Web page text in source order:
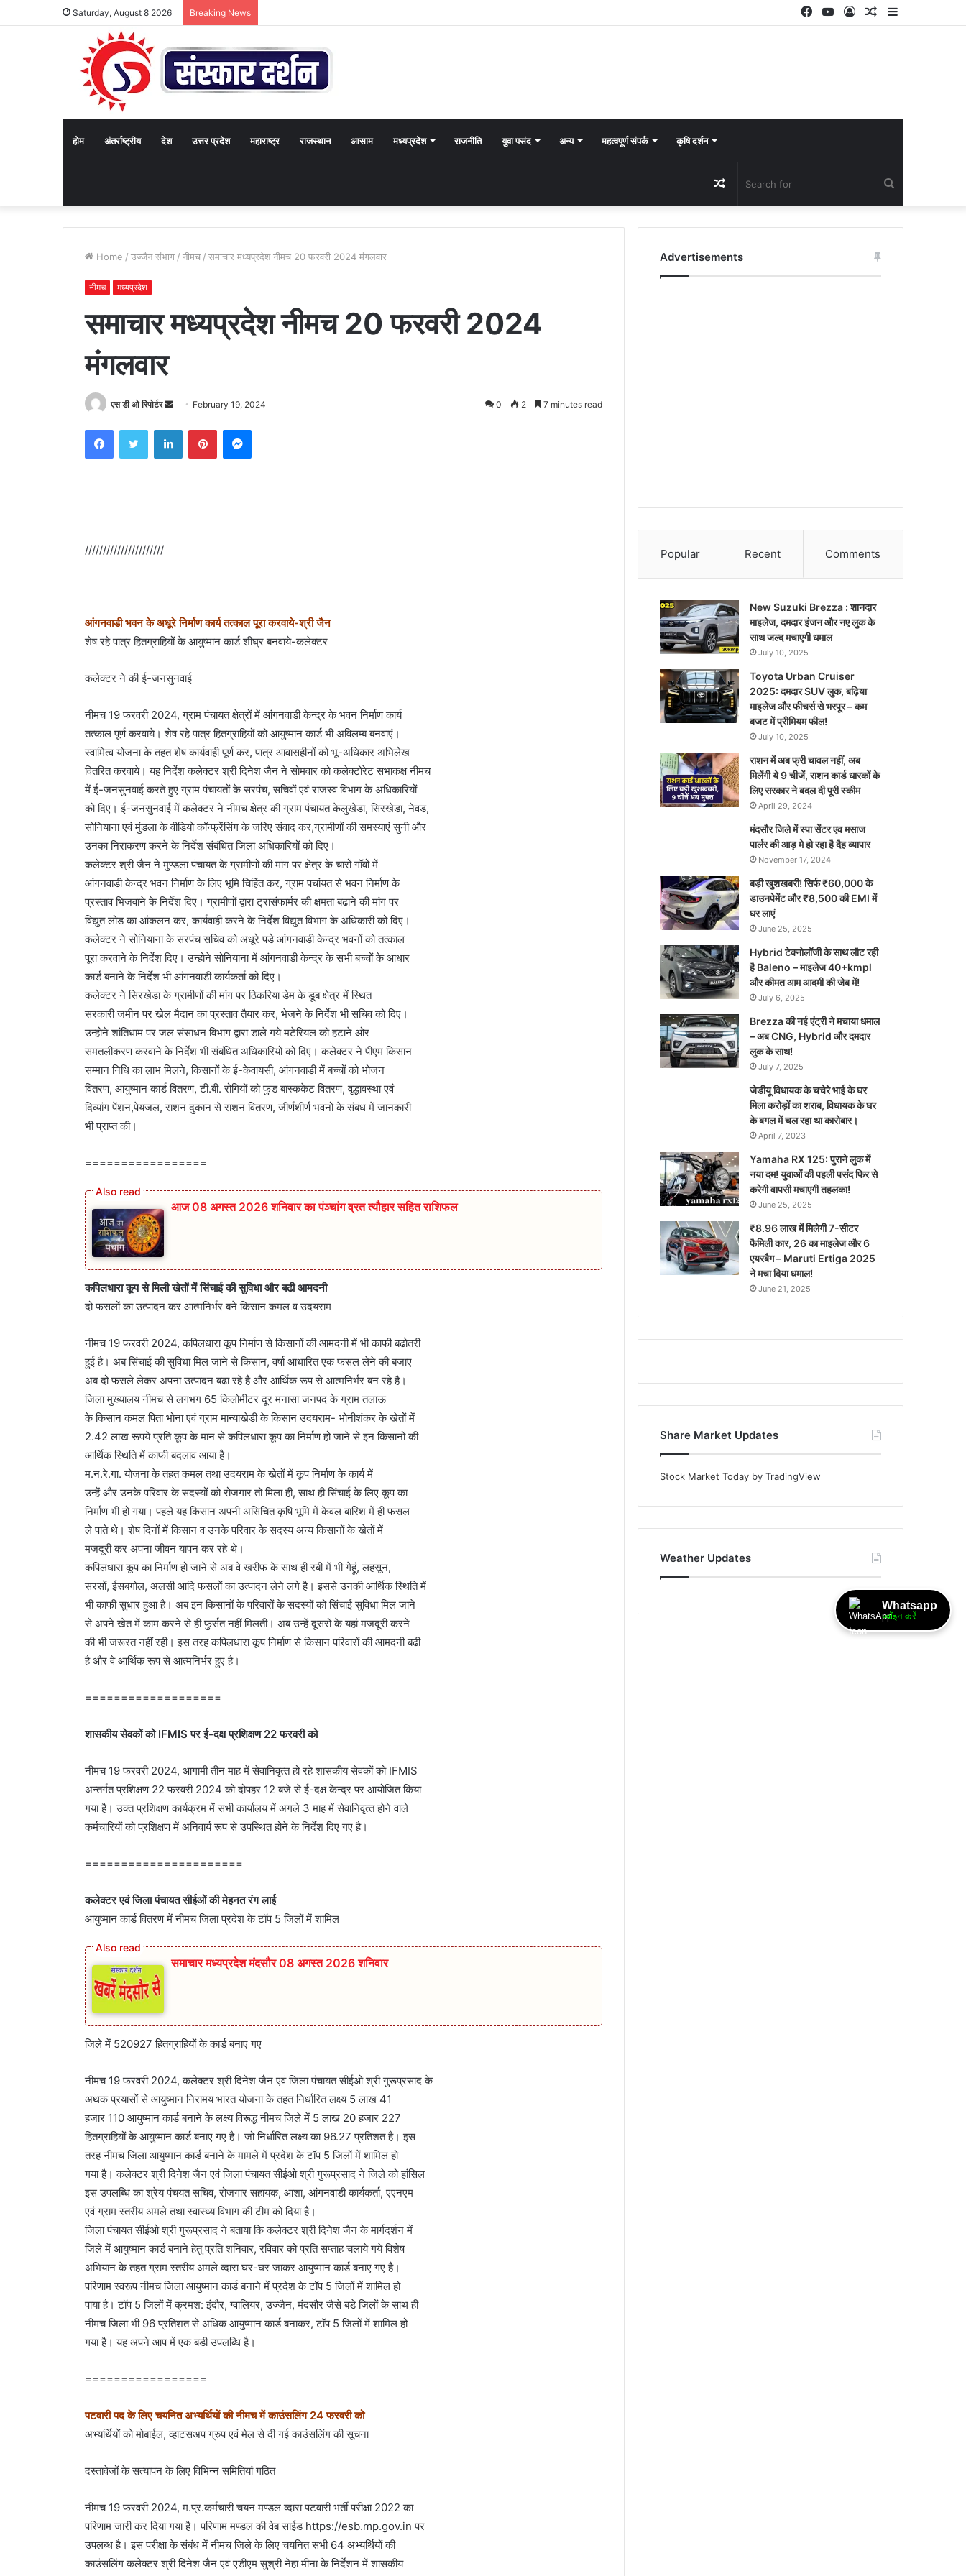
Saturday, August 8 2026 Breaking News Sidebar
Random
Log
YouTube
Facebook
होम अंतर्राष्ट्रीय देश उत्तर प्रदेश महाराष्ट्र राजस्थान आसाम मध्यप्रदेश राजनीति युवा पसंद अन्य महत्वपूर्ण संपर्क कृषि दर्शन
for
Random
Article
Home / उज्जैन संभाग / नीमच / समाचार मध्यप्रदेश नीमच 20 फरवरी 2024 मंगलवार
नीमच मध्यप्रदेश
समाचार मध्यप्रदेश नीमच 20 फरवरी 2024
मंगलवार
एस डी ओ रिपोर्टर
Send February 19, 2024 0 2 7 minutes read
FacebookTwitter LinkedInPinterestMessenger
//////////////////////
आंगनवाडी भवन के अधूरे निर्माण कार्य तत्‍काल पूरा करवाये-श्री जैन
शेष रहे पात्र हितग्राहियों के आयुष्‍मान कार्ड शीघ्र बनवाये-कलेक्‍टर
कलेक्टर ने की ई-जनसुनवाई
नीमच 19 फरवरी 2024, ग्राम पंचायत क्षेत्रों में आंगनवाडी केन्‍द्र के भवन निर्माण कार्य
तत्‍काल पूर्ण करवाये। शेष रहे पात्र हितग्राहियों को आयुष्‍मान कार्ड भी अविलम्‍ब बनवाएं।
स्‍वामित्‍व योजना के तहत शेष कार्यवाही पूर्ण कर, पात्र आवासहीनों को भू-अधिकार अभिलेख
वितरित करवाये। यह निर्देश कलेक्टर श्री दिनेश जैन ने सोमवार को कलेक्टोरेट सभाकक्ष नीमच
में ई-जनसुनवाई करते हुए ग्राम पंचायतों के सरपंच, सचिवों एवं राजस्‍व विभाग के अधिकारियों
को दिए। ई-जनसुनवाई में कलेक्‍टर ने नीमच क्षेत्र की ग्राम पंचायत केलुखेडा, सिरखेडा, नेवड,
सोनियाना एवं मुंडला के वीडियो कॉन्फ्रेंसिंग के जरिए संवाद कर,ग्रामीणों की समस्याएं सुनी और
उनका निराकरण करने के निर्देश संबंधित जिला अधिकारियों को दिए।
कलेक्‍टर श्री जैन ने मुण्‍डला पंचायत के ग्रामीणों की मांग पर क्षेत्र के चारों गॉवों में
आंगनवाडी केन्द्र भवन निर्माण के लिए भूमि चिहिंत कर, ग्राम पचांयत से भवन निर्माण के
प्रस्‍ताव भिजवाने के निर्देश दिए। ग्रामीणों द्वारा ट्रासंफार्मर की क्षमता बढाने की मांग पर
विद्युत लोड का आंकलन कर, कार्यवाही करने के निर्देश विद्युत विभाग के अधिकारी को दिए।
कलेक्‍टर ने सोनियाना के सरपंच सचिव को अधूरे पडे आंगनवाडी केन्‍द्र भवनों को तत्‍काल
पूरा करवाने के निर्देश दिए। उन्‍होने सोनियाना में आंगनवाडी केन्‍द्र के सभी बच्‍चों के आधार
कार्ड बनाने के निर्देश भी आंगनवाडी कार्यकर्ता को दिए।
कलेक्‍टर ने सिरखेडा के ग्रामीणों की मांग पर ठिकरिया डेम के डूब क्षेत्र में स्थित
सरकारी जमीन पर खेल मैदान का प्रस्‍ताव तैयार कर, भेजने के निर्देश भी सचिव को दिए।
उन्‍होने शांतिधाम पर जल संसाधन विभाग द्वारा डाले गये मटेरियल को हटाने ओर
समतलीकरण करवाने के निर्देश भी संबंधित अधिकारियों को दिए। कलेक्‍टर ने पीएम किसान
सम्‍मान निधि का लाभ मिलने, किसानों के ई-केवायसी, आंगनवाडी में बच्‍चों को भोजन
वितरण, आयुष्‍मान कार्ड वितरण, टी.बी. रोगियों को फुड बास्‍ककेट वितरण, वृद्धावस्‍था एवं
दिव्‍यांग पेंशन,पेयजल, राशन दुकान से राशन वितरण, जीर्णशीर्ण भवनों के संबंध में जानकारी
भी प्राप्‍त की।
=================
आज 08 अगस्त 2026‌ शनिवार का पंञ्चांग व्रत त्यौहार सहित राशिफल
कपिलधारा कूप से मिली खेतों में सिंचाई की सुविधा और बढी आमदनी
दो फसलों का उत्‍पादन कर आत्‍मनिर्भर बने किसान कमल व उदयराम
नीमच 19 फरवरी 2024, कपिलधारा कूप निर्माण से किसानों की आमदनी में भी काफी बढोतरी
हुई है। अब सिंचाई की सुविधा मिल जाने से किसान, वर्षा आधारित एक फसल लेने की बजाए
अब दो फसले लेकर अपना उत्‍पादन बढा रहे है और आर्थिक रूप से आत्‍मनिर्भर बन रहे है।
जिला मुख्‍यालय नीमच से लगभग 65 किलोमीटर दूर मनासा जनपद के ग्राम तलाऊ
के किसान कमल पिता भोना एवं ग्राम मान्‍याखेडी के किसान उदयराम- भोनीशंकर के खेतों में
2.42 लाख रूपये प्रति कूप के मान से कपिलधारा कूप का निर्माण हो जाने से इन किसानों की
आर्थिक स्थिति में काफी बदलाव आया है।
म.न.रे.गा. योजना के तहत कमल तथा उदयराम के खेतों में कूप निर्माण के कार्य में
उन्‍हें और उनके परिवार के सदस्‍यों को रोजगार तो मिला ही, साथ ही सिंचाई के लिए कूप का
निर्माण भी हो गया। पहले यह किसान अपनी असिंचित कृषि भूमि में केवल बारिश में ही फसल
ले पाते थे। शेष दिनों में किसान व उनके परिवार के सदस्‍य अन्‍य किसानों के खेतों में
मजदूरी कर अपना जीवन यापन कर रहे थे।
कपिलधारा कूप का निर्माण हो जाने से अब वे खरीफ के साथ ही रबी में भी गेहूं, लहसून,
सरसों, ईसबगोल, अलसी आदि फसलों का उत्‍पादन लेने लगे है। इससे उनकी आर्थिक स्थिति में
भी काफी सुधार हुआ है। अब इन किसानों के परिवारों के सदस्‍यों को सिंचाई सुविधा मिल जाने
से अपने खेत में काम करने से ही फुर्सत नहीं मिलती। अब उन्‍हें दूसरों के यहां मजदूरी करने
की भी जरूरत नहीं रही। इस तरह कपिलधारा कूप निर्माण से किसान परिवारों की आमदनी बढी
है और वे आर्थिक रूप से आत्‍मनिर्भर हुए है।
===================
शासकीय सेवकों को IFMIS पर ई-दक्ष प्रशिक्षण 22 फरवरी को
नीमच 19 फरवरी 2024, आगामी तीन माह में सेवानिवृत्‍त हो रहे शासकीय सेवकों को IFMIS
अन्‍तर्गत प्रशिक्षण 22 फरवरी 2024 को दोपहर 12 बजे से ई-दक्ष केन्‍द्र पर आयोजित किया
गया है। उक्‍त प्रशिक्षण कार्यक्रम में सभी कार्यालय में अगले 3 माह में सेवानिवृत्‍त होने वाले
कर्मचारियों को प्रशिक्षण में अनिवार्य रूप से उपस्थित होने के निर्देश दिए गए है।
======================
कलेक्‍टर एवं जिला पंचायत सीईओं की मेहनत रंग लाई
आयुष्‍मान कार्ड वितरण में नीमच जिला प्रदेश के टॉप 5 जिलों में शामिल
समाचार मध्यप्रदेश मंदसौर 08 अगस्त 2026 शनिवार
जिले में 520927 हितग्राहियों के कार्ड बनाए गए
नीमच 19 फरवरी 2024, कलेक्‍टर श्री दिनेश जैन एवं जिला पंचायत सीईओ श्री गुरूप्रसाद के
अथक प्रयासों से आयुष्‍मान निरामय भारत योजना के तहत निर्धारित लक्ष्‍य 5 लाख 41
हजार 110 आयुष्‍मान कार्ड बनाने के लक्ष्‍य विरूद्ध नीमच जिले में 5 लाख 20 हजार 227
हितग्राहियों के आयुष्‍मान कार्ड बनाए गए है। जो निर्धारित लक्ष्‍य का 96.27 प्रतिशत है। इस
तरह नीमच जिला आयुष्‍मान कार्ड बनाने के मामले में प्रदेश के टॉप 5 जिलों में शामिल हो
गया है। कलेक्‍टर श्री दिनेश जैन एवं जिला पंचायत सीईओ श्री गुरूप्रसाद ने जिले को हांसिल
इस उपलब्धि का श्रेय पंचयत सचिव, रोजगार सहायक, आशा, आंगनवाडी कार्यकर्ता, एएनएम
एवं ग्राम स्‍तरीय अमले तथा स्‍वास्‍थ्‍य विभाग की टीम को दिया है।
जिला पंचायत सीईओ श्री गुरूप्रसाद ने बताया कि कलेक्‍टर श्री दिनेश जैन के मार्गदर्शन में
जिले में आयुष्‍मान कार्ड बनाने हेतु प्रति शनिवार, रविवार को प्रति सप्‍ताह चलाये गये विशेष
अभियान के तहत ग्राम स्‍तरीय अमले व्‍दारा घर-घर जाकर आयुष्‍मान कार्ड बनाए गए है।
परिणाम स्‍वरूप नीमच जिला आयुष्‍मान कार्ड बनाने में प्रदेश के टॉप 5 जिलों में शामिल हो
पाया है। टॉप 5 जिलों में क्रमश: इंदौर, ग्‍वालियर, उज्‍जैन, मंदसौर जैसे बडे जिलों के साथ ही
नीमच जिला भी 96 प्रतिशत से अधिक आयुष्मान कार्ड बनाकर, टॉप 5 जिलों में शामिल हो
गया है। यह अपने आप में एक बडी उपलब्धि है।
=================
पटवारी पद के लिए चयनित अभ्‍यर्थियों की नीमच में काउंसलिंग 24 फरवरी को
अ‍भ्‍यर्थियों को मोबाईल, व्‍हाटसअप ग्रुप एवं मेल से दी गई काउंसलिंग की सूचना
दस्‍तावेजों के सत्‍यापन के लिए विभिन्‍न समितियां गठित
नीमच 19 फरवरी 2024, म.प्र.कर्मचारी चयन मण्‍डल व्‍दारा पटवारी भर्ती परीक्षा 2022 का
परिणाम जारी कर दिया गया है। परिणाम मण्‍डल की वेब साईड https://esb.mp.gov.in पर
उपलब्‍ध है। इस परीक्षा के संबंध में नीमच जिले के लिए चयनित सभी 64 अभ्‍यर्थियों की
काउंसलिंग कलेक्‍टर श्री दिनेश जैन एवं एडीएम सुश्री नेहा मीना के निर्देशन में शासकीय
Advertisements
Popular Recent Comments
New Suzuki Brezza : शानदार
माइलेज, दमदार इंजन और नए लुक के
साथ जल्द मचाएगी धमाल
July 10, 2025
Toyota Urban Cruiser
2025: दमदार SUV लुक, बढ़िया
माइलेज और फीचर्स से भरपूर – कम
बजट में प्रीमियम फील!
July 10, 2025
राशन में अब फ्री चावल नहीं, अब
मिलेंगी ये 9 चीजें, राशन कार्ड धारकों के
लिए सरकार ने बदल दी पूरी स्कीम
April 29, 2024
मंदसौर जिले में स्पा सेंटर एव मसाज
पार्लर की आड़ मे हो रहा है दैह व्यापार
November 17, 2024
बड़ी खुशखबरी! सिर्फ ₹60,000 के
डाउनपेमेंट और ₹8,500 की EMI में
घर लाएं
June 25, 2025
Hybrid टेक्नोलॉजी के साथ लौट रही
है Baleno – माइलेज 40+kmpl
और कीमत आम आदमी की जेब में!
July 6, 2025
Brezza की नई एंट्री ने मचाया धमाल
– अब CNG, Hybrid और दमदार
लुक के साथ!
July 7, 2025
जेडीयू विधायक के चचेरे भाई के घर
मिला करोड़ों का शराब, विधायक के घर
के बगल में चल रहा था कारोबार।
April 7, 2023
Yamaha RX 125: पुराने लुक में
नया दम! युवाओं की पहली पसंद फिर से
करेगी वापसी मचाएगी तहलका!
June 25, 2025
₹8.96 लाख में मिलेगी 7-सीटर
फैमिली कार, 26 का माइलेज और 6
एयरबैग – Maruti Ertiga 2025
ने मचा दिया धमाल!
June 21, 2025
Share Market Updates
Stock Market Today by TradingView
Weather Updates
Whatsapp
ज्वॉइन करें